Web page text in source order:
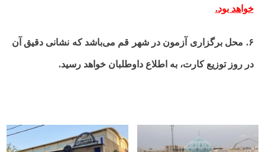
خواهد بود.
۶. محل برگزاری آزمون در شهر قم می‌باشد که نشانی دقیق آن
در روز توزیع کارت، به اطلاع داوطلبان خواهد رسید.